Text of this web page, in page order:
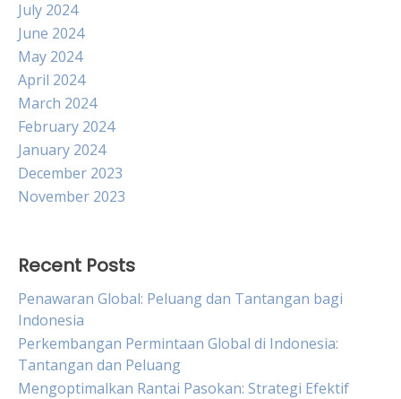
July 2024
June 2024
May 2024
April 2024
March 2024
February 2024
January 2024
December 2023
November 2023
Recent Posts
Penawaran Global: Peluang dan Tantangan bagi
Indonesia
Perkembangan Permintaan Global di Indonesia:
Tantangan dan Peluang
Mengoptimalkan Rantai Pasokan: Strategi Efektif